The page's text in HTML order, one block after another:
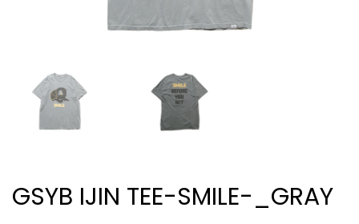
GSYB IJIN TEE-SMILE-_GRAY